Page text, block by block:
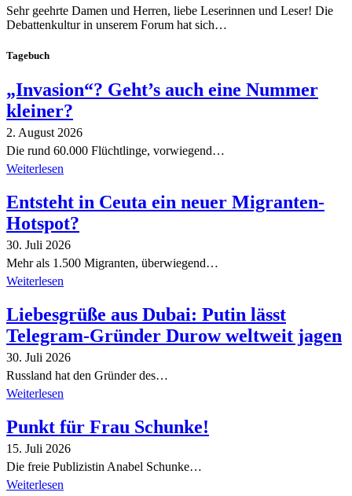
Sehr geehrte Damen und Herren, liebe Leserinnen und Leser! Die
Debattenkultur in unserem Forum hat sich…
Tagebuch
„Invasion“? Geht’s auch eine Nummer
kleiner?
2. August 2026
Die rund 60.000 Flüchtlinge, vorwiegend…
Weiterlesen
Entsteht in Ceuta ein neuer Migranten-
Hotspot?
30. Juli 2026
Mehr als 1.500 Migranten, überwiegend…
Weiterlesen
Liebesgrüße aus Dubai: Putin lässt
Telegram-Gründer Durow weltweit jagen
30. Juli 2026
Russland hat den Gründer des…
Weiterlesen
Punkt für Frau Schunke!
15. Juli 2026
Die freie Publizistin Anabel Schunke…
Weiterlesen